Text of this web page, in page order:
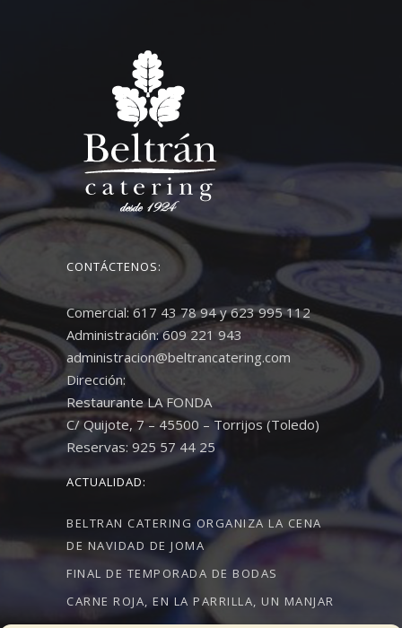
CONTÁCTENOS:
Comercial: 617 43 78 94 y 623 995 112
Administración: 609 221 943
administracion@beltrancatering.com
Dirección:
Restaurante LA FONDA
C/ Quijote, 7 – 45500 – Torrijos (Toledo)
Reservas: 925 57 44 25
ACTUALIDAD:
BELTRAN CATERING ORGANIZA LA CENA
DE NAVIDAD DE JOMA
FINAL DE TEMPORADA DE BODAS
CARNE ROJA, EN LA PARRILLA, UN MANJAR